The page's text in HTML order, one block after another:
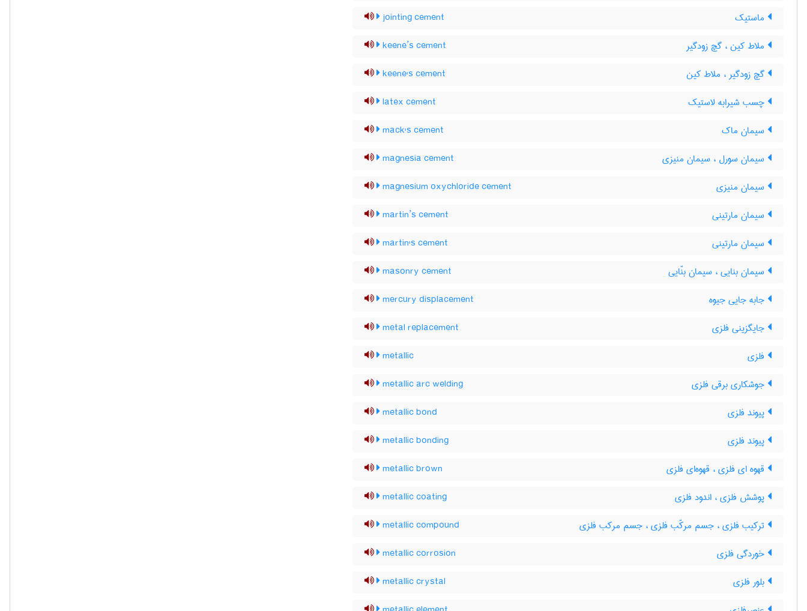
ماستیک jointing cement
ملاط کین ، گچ زودگیر keene’s cement
گچ زودگیر ، ملاط کین keene's cement
چسب شیرابه لاستیک latex cement
سیمان ماک mack's cement
سیمان سورل ، سیمان منیزی magnesia cement
سیمان منیزی magnesium oxychloride cement
سیمان مارتینی martin’s cement
سیمان مارتینی martin's cement
سیمان بنایی ، سیمان بنّایی masonry cement
جابه جایی جیوه mercury displacement
جایگزینی فلزی metal replacement
فلزی metallic
جوشکاری برقی فلزی metallic arc welding
پیوند فلزی metallic bond
پیوند فلزی metallic bonding
قهوه ای فلزی ، قهوه‌ای فلزی metallic brown
پوشش فلزی ، اندود فلزی metallic coating
ترکیب فلزی ، جسم مرکّب فلزی ، جسم مرکب فلزی metallic compound
خوردگی فلزی metallic corrosion
بلور فلزی metallic crystal